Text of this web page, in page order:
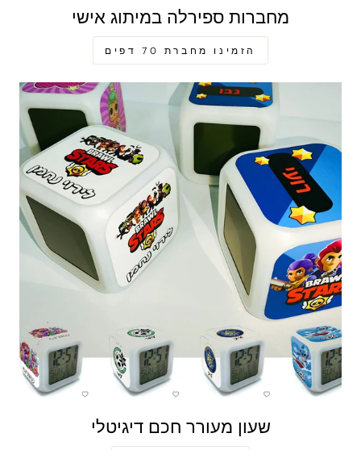
מחברות ספירלה במיתוג אישי
הזמינו מחברת 70 דפים
שעון מעורר חכם דיגיטלי